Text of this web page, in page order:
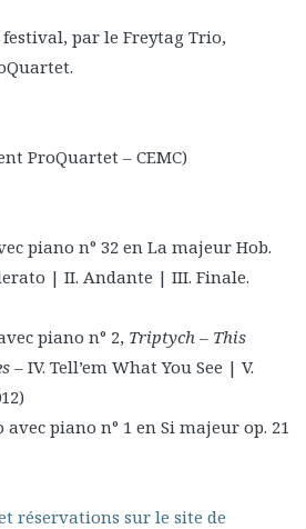
par le Freytag Trio,
ProQuartet – CEMC)
piano n° 32 en La majeur Hob.
| II. Andante | III. Finale.
piano n° 2, Triptych – This
– IV. Tell’em What You See | V.
piano n° 1 en Si majeur op. 21
réservations sur le site de